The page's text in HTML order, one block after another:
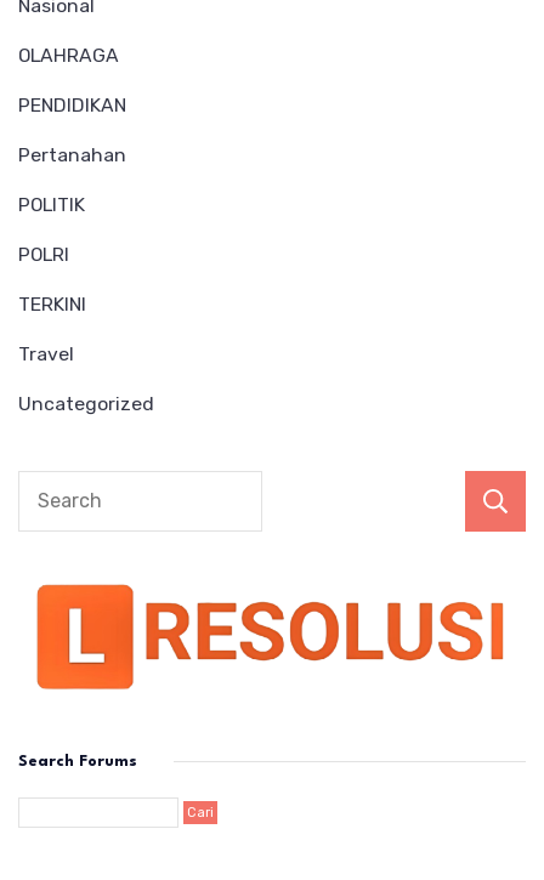
Nasional
OLAHRAGA
PENDIDIKAN
Pertanahan
POLITIK
POLRI
TERKINI
Travel
Uncategorized
Search Forums